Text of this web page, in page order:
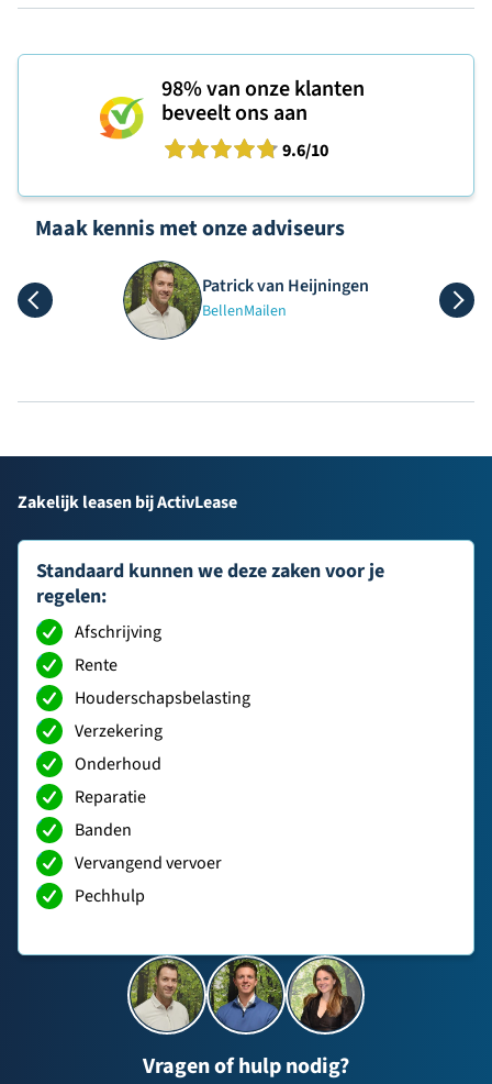
98%van onze klanten
beveelt ons aan
9.6/10
Maak kennis met onze adviseurs
Patrick van Heijningen
BellenMailen
Zakelijk leasen bij ActivLease
Standaard kunnen we deze zaken voor je
regelen:
Afschrijving
Rente
Houderschapsbelasting
Verzekering
Onderhoud
Reparatie
Banden
Vervangend vervoer
Pechhulp
Vragen of hulp nodig?